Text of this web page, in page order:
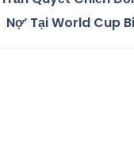
Nợ’ Tại World Cup